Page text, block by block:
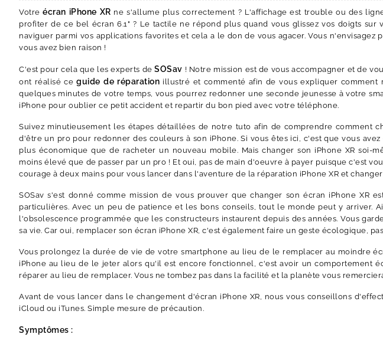
Votre écran iPhone XR ne s'allume plus correctement ? L'affichage est trouble ou des
profiter de ce bel écran 6.1" ? Le tactile ne répond plus quand vous glissez vos doigts sur
naviguer parmi vos applications favorites et cela a le don de vous agacer. Vous n'envisagez
vous avez bien raison !
C'est pour cela que les experts deSOSav ! Notre mission est de vous accompagner et de
ont réalisé ceguide de réparation illustré et commenté afin de vous expliquer comment
quelques minutes de votre temps, vous pourrez redonner une seconde jeunesse à votre
iPhone pour oublier ce petit accident et repartir du bon pied avec votre téléphone.
Suivez minutieusement les étapes détaillées de notre tuto afin de comprendre comment
d'être un pro pour redonner des couleurs à son iPhone. Si vous êtes ici, c'est que vous
plus économique que de racheter un nouveau mobile. Mais changer son iPhone XR soi-
moins élevé que de passer par un pro ! Et oui, pas de main d'oeuvre à payer puisque c'est
courage à deux mains pour vous lancer dans l'aventure de la réparation iPhone XR et
SOSav s'est donné comme mission de vous prouver que changer son écran iPhone XR
particulières. Avec un peu de patience et les bons conseils, tout le monde peut y arriver.
l'obsolescence programmée que les constructeurs instaurent depuis des années. Vous
sa vie. Car oui, remplacer son écran iPhone XR, c'est également faire un geste écologique,
Vous prolongez la durée de vie de votre smartphone au lieu de le remplacer au moindre
iPhone au lieu de le jeter alors qu'il est encore fonctionnel, c'est avoir un comportement
réparer au lieu de remplacer. Vous ne tombez pas dans la facilité et la planète vous
Avant de vous lancer dans le changement d'écran iPhone XR, nous vous conseillons
iCloud ou iTunes. Simple mesure de précaution.
Symptômes :